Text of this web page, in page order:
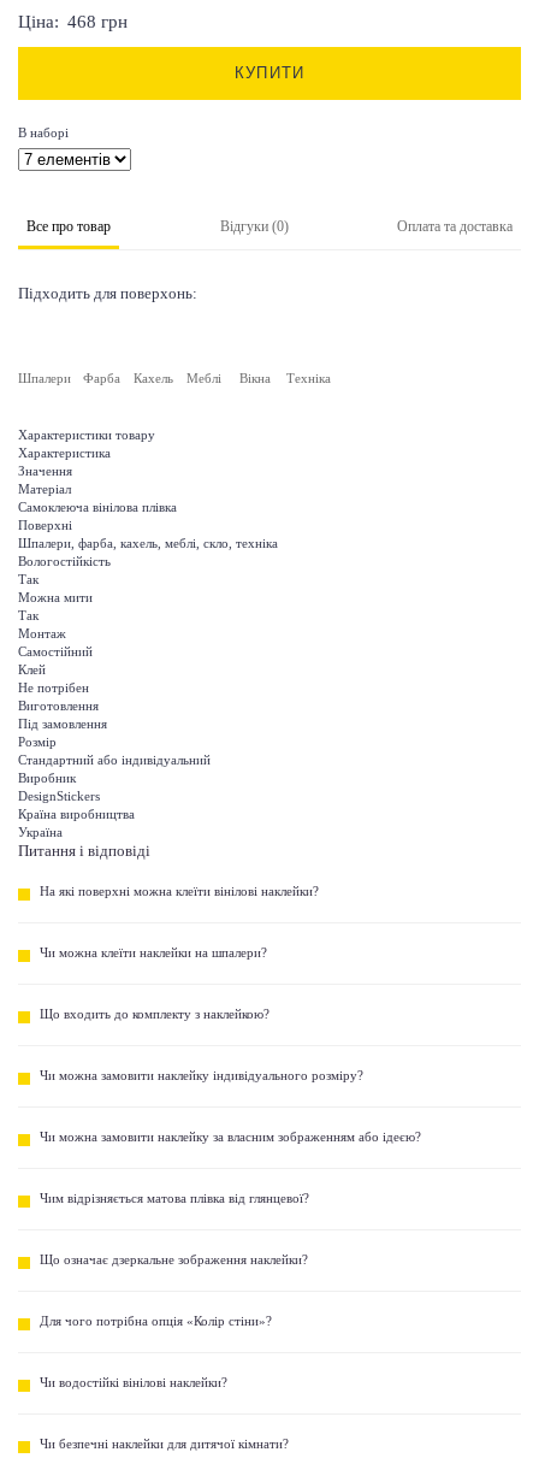
Ціна: 468 грн
КУПИТИ
В наборі
Все про товар Відгуки (0) Оплата та доставка
Підходить для поверхонь:
Шпалери Фарба Кахель Меблі Вікна Техніка
Характеристики товару
Характеристика
Значення
Матеріал
Самоклеюча вінілова плівка
Поверхні
Шпалери, фарба, кахель, меблі, скло, техніка
Вологостійкість
Так
Можна мити
Так
Монтаж
Самостійний
Клей
Не потрібен
Виготовлення
Під замовлення
Розмір
Стандартний або індивідуальний
Виробник
DesignStickers
Країна виробництва
Україна
Питання і відповіді
На які поверхні можна клеїти вінілові наклейки?
Чи можна клеїти наклейки на шпалери?
Що входить до комплекту з наклейкою?
Чи можна замовити наклейку індивідуального розміру?
Чи можна замовити наклейку за власним зображенням або ідеєю?
Чим відрізняється матова плівка від глянцевої?
Що означає дзеркальне зображення наклейки?
Для чого потрібна опція «Колір стіни»?
Чи водостійкі вінілові наклейки?
Чи безпечні наклейки для дитячої кімнати?